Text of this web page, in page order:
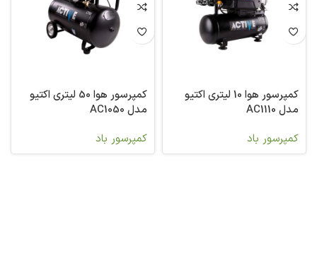
کمپرسور هوا 10 لیتری اکتیو
مدل AC1110
کمپرسور باد
کمپرسور هوا 50 لیتری اکتیو
مدل AC1050
کمپرسور باد